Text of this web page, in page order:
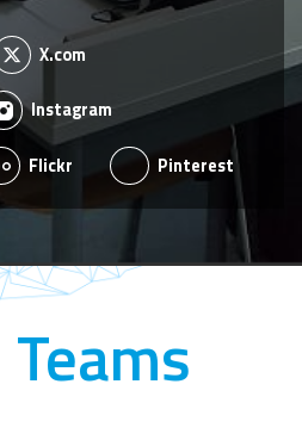
X.com
Instagram
Flickr Pinterest
Teams